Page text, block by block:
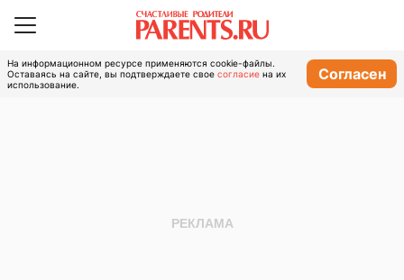
На информационном ресурсе применяются cookie-файлы.
Оставаясь на сайте, вы подтверждаете свое согласие на их
использование.
Согласен